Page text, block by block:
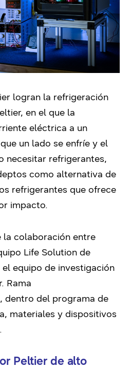
logran la refrigeración
en el que la
eléctrica a un
un lado se enfríe y el
necesitar refrigerantes,
como alternativa de
refrigerantes que ofrece
impacto.
la colaboración entre
Life Solution de
el equipo de investigación
Rama
dentro del programa de
materiales y dispositivos
Peltier de alto